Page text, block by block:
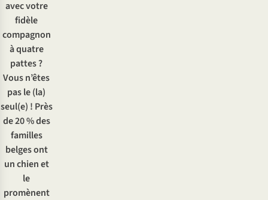
avec votre
fidèle
compagnon
à quatre
pattes ?
Vous n’êtes
pas le (la)
seul(e) ! Près
de 20 % des
familles
belges ont
un chien et
le
promènent